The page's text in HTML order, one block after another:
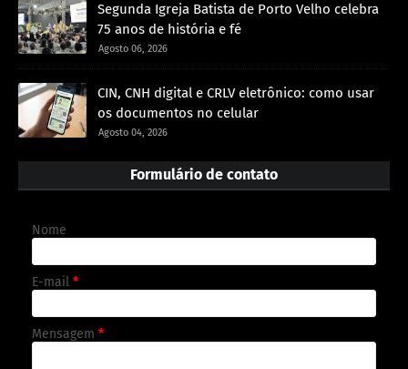
Segunda Igreja Batista de Porto Velho celebra
75 anos de história e fé
Agosto 06, 2026
CIN, CNH digital e CRLV eletrônico: como usar
os documentos no celular
Agosto 04, 2026
Formulário de contato
Nome
E-mail *
Mensagem *